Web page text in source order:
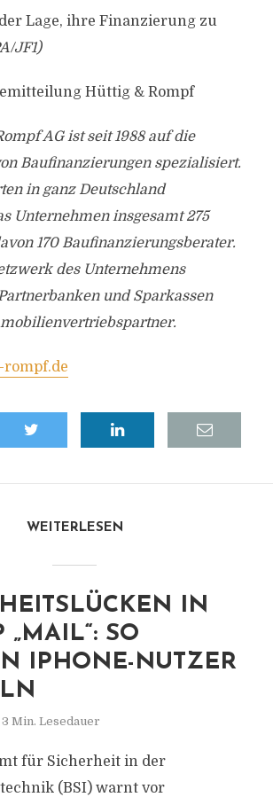
Lage, ihre Finanzierung zu
JF1)
Hüttig & Rompf
AG ist seit 1988 auf die
Baufinanzierungen spezialisiert.
in ganz Deutschland
Unternehmen insgesamt 275
170 Baufinanzierungsberater.
des Unternehmens
und Sparkassen
WEITERLESEN
IN
„MAIL“: SO
IPHONE-NUTZER
3 Min. Lesedauer
für Sicherheit in der
(BSI) warnt vor